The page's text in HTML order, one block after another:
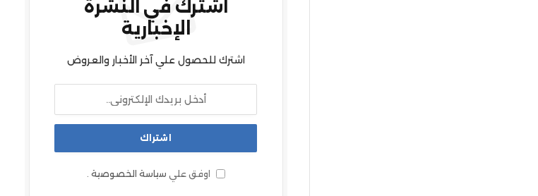
اشترك في النشرة
الإخبارية
اشترك للحصول علي آخر الأخبار والعروض
اوفق علي سياسة الخصوصية .